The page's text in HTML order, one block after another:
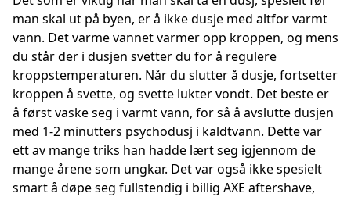
man skal ut på byen, er å ikke dusje med altfor varmt
vann. Det varme vannet varmer opp kroppen, og mens
du står der i dusjen svetter du for å regulere
kroppstemperaturen. Når du slutter å dusje, fortsetter
kroppen å svette, og svette lukter vondt. Det beste er
å først vaske seg i varmt vann, for så å avslutte dusjen
med 1-2 minutters psychodusj i kaldtvann. Dette var
ett av mange triks han hadde lært seg igjennom de
mange årene som ungkar. Det var også ikke spesielt
smart å døpe seg fullstendig i billig AXE aftershave,